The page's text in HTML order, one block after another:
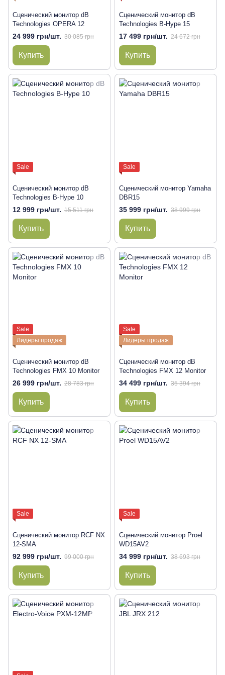
Сценический монитор dB
Technologies OPERA 12
24 999 грн/шт. 30 085 грн
Купить
Сценический монитор dB
Technologies B-Hype 15
17 499 грн/шт. 24 672 грн
Купить
Sale
Сценический монитор dB
Technologies B-Hype 10
12 999 грн/шт. 15 511 грн
Купить
Sale
Сценический монитор Yamaha
DBR15
35 999 грн/шт. 38 999 грн
Купить
Sale
Лидеры продаж
Сценический монитор dB
Technologies FMX 10 Monitor
26 999 грн/шт. 28 783 грн
Купить
Sale
Лидеры продаж
Сценический монитор dB
Technologies FMX 12 Monitor
34 499 грн/шт. 35 394 грн
Купить
Sale
Сценический монитор RCF NX
12-SMA
92 999 грн/шт. 99 000 грн
Купить
Sale
Сценический монитор Proel
WD15AV2
34 999 грн/шт. 38 693 грн
Купить